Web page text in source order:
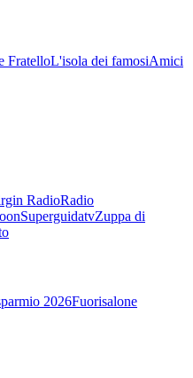
FratelloL'isola dei famosiAmici
RadioRadio
SuperguidatvZuppa di
2026Fuorisalone